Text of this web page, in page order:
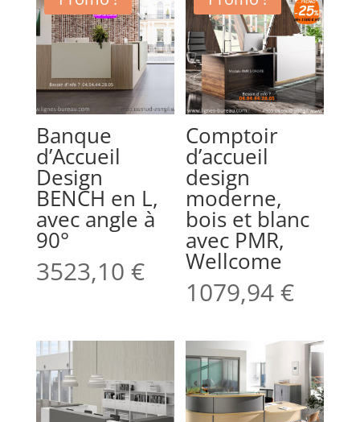
Banque
d’Accueil
Design
BENCH en L,
avec angle à
90°
3523,10 €
Comptoir
d’accueil
design
moderne,
bois et blanc
avec PMR,
Wellcome
1079,94€